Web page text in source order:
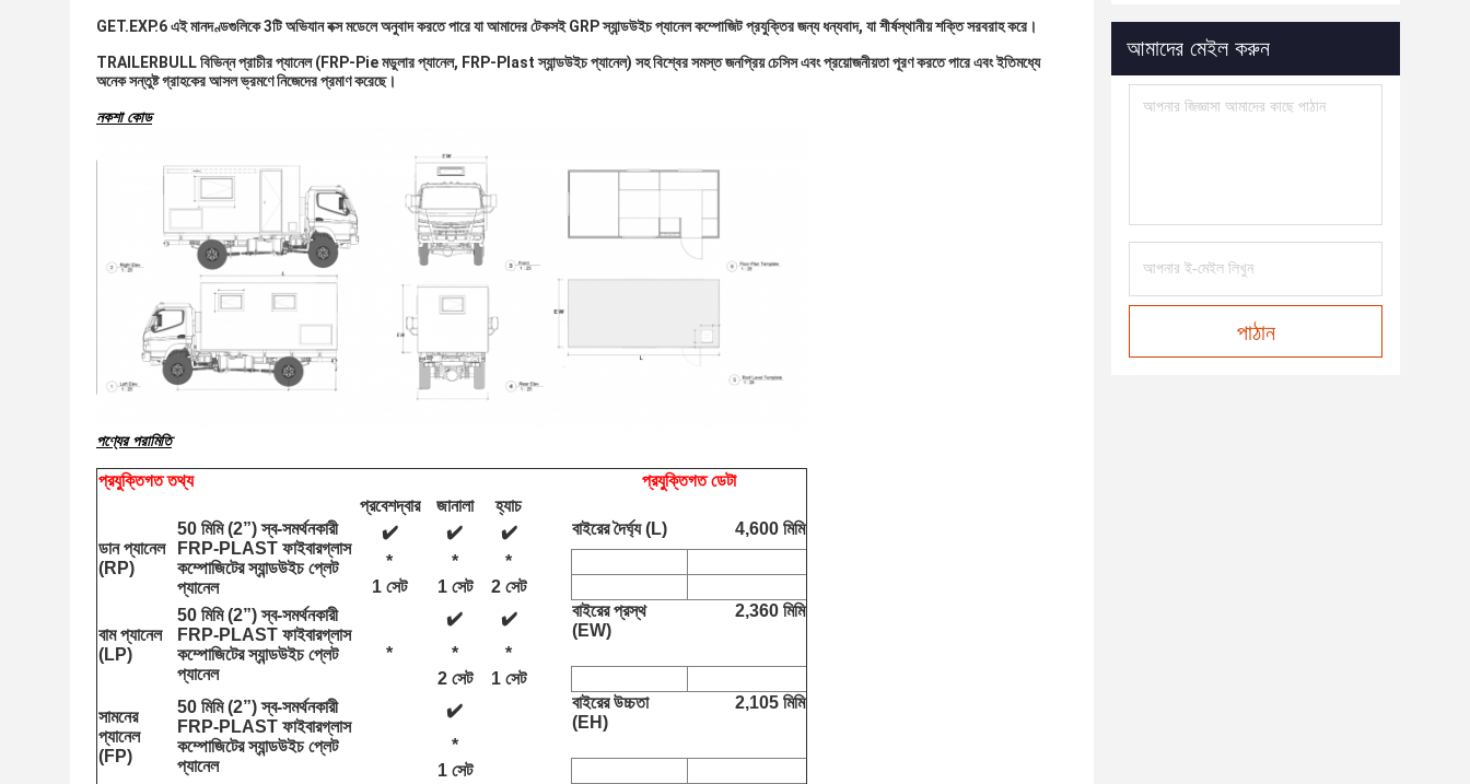
GET.EXP.6 এই মানদণ্ডগুলিকে 3টি অভিযান বক্স মডেলে অনুবাদ করতে পারে যা আমাদের টেকসই GRP স্যান্ডউইচ প্যানেল কম্পোজিট প্রযুক্তির জন্য ধন্যবাদ, যা শীর্ষস্থানীয় শক্তি সরবরাহ করে।
TRAILERBULL বিভিন্ন প্রাচীর প্যানেল (FRP-Pie মডুলার প্যানেল, FRP-Plast স্যান্ডউইচ প্যানেল) সহ বিশ্বের সমস্ত জনপ্রিয় চেসিস এবং প্রয়োজনীয়তা পূরণ করতে পারে এবং ইতিমধ্যে
অনেক সন্তুষ্ট গ্রাহকের আসল ভ্রমণে নিজেদের প্রমাণ করেছে।
নকশা কোড
পণ্যের পরামিতি
প্রযুক্তিগত তথ্য
প্রযুক্তিগত ডেটা
প্রবেশদ্বার
জানালা হ্যাচ
ডান প্যানেল
(RP)
50 মিমি (2”) স্ব-সমর্থনকারী
FRP-PLAST ফাইবারগ্লাস
কম্পোজিটের স্যান্ডউইচ প্লেট
প্যানেল
✔️ ✔️ ✔️ বাইরের দৈর্ঘ্য (L)
4,600 মিমি
*
*
*
1 সেট
1 সেট 2 সেট
বাম প্যানেল
(LP)
50 মিমি (2”) স্ব-সমর্থনকারী
FRP-PLAST ফাইবারগ্লাস
কম্পোজিটের স্যান্ডউইচ প্লেট
প্যানেল
✔️ ✔️
বাইরের প্রস্থ
(EW)
2,360 মিমি
* *
*
2 সেট
1 সেট
সামনের
প্যানেল
(FP)
50 মিমি (2”) স্ব-সমর্থনকারী
FRP-PLAST ফাইবারগ্লাস
কম্পোজিটের স্যান্ডউইচ প্লেট
প্যানেল
✔️
বাইরের উচ্চতা
(EH)
2,105 মিমি
*
1 সেট
আমাদের মেইল করুন
পাঠান